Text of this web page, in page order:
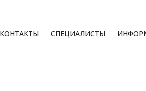
КОНТАКТЫ СПЕЦИАЛИСТЫ